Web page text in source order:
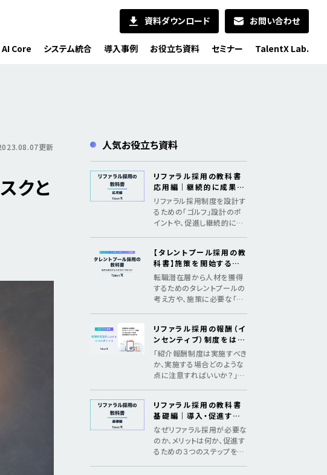
資料ダウンロード お問い合わせ
AI Core システム統合 導入事例 お役立ち資料 セミナー TalentX Lab.
更新
クと
人気お役立ち資料
リファラル採用の教科書
応用編｜継続的に成果を
出すためのメソッド
リファラル採用制度を設計す
るための「ゴルフ」設計のポ
イントや、促進し継続的に採
フレームワークを紹介
【タレントプール採用の教
科書】施策を開始するた
めの3つのSTEP
転職潜在層から人材を獲得
するためのタレントプールの
考え方や、施策に必要な「デ
化
リファラル採用の報酬（イ
ンセンティブ）制度をはじ
めとした、制度設計のポイ
ント
「紹介報酬制度は実施すべき
か、実施する場合どのような
点に注意すればいいか？」法
リファラル採用の教科書
基礎編｜導入・促進する
ためのメソッド
なぜリファラル採用が必要な
のか、メリットは何か、促進す
るための３つのステップを紹